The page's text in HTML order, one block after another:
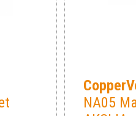
NA05